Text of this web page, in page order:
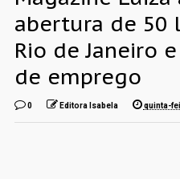
abertura de 50
Rio de Janeiro
de emprego
0 Editora Isabela quinta-